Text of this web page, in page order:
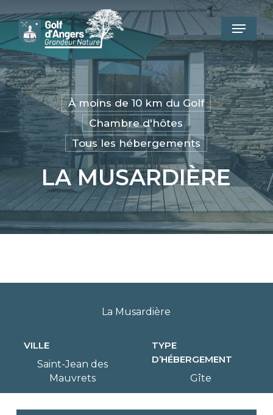
to
main
content
Menu
À moins de 10 km du Golf
Chambre d'hôtes
Tous les hébergements
LA MUSARDIÈRE
La Musardière
VILLE
Saint-Jean des
Mauvrets
TYPE
D’HÉBERGEMENT
Gîte